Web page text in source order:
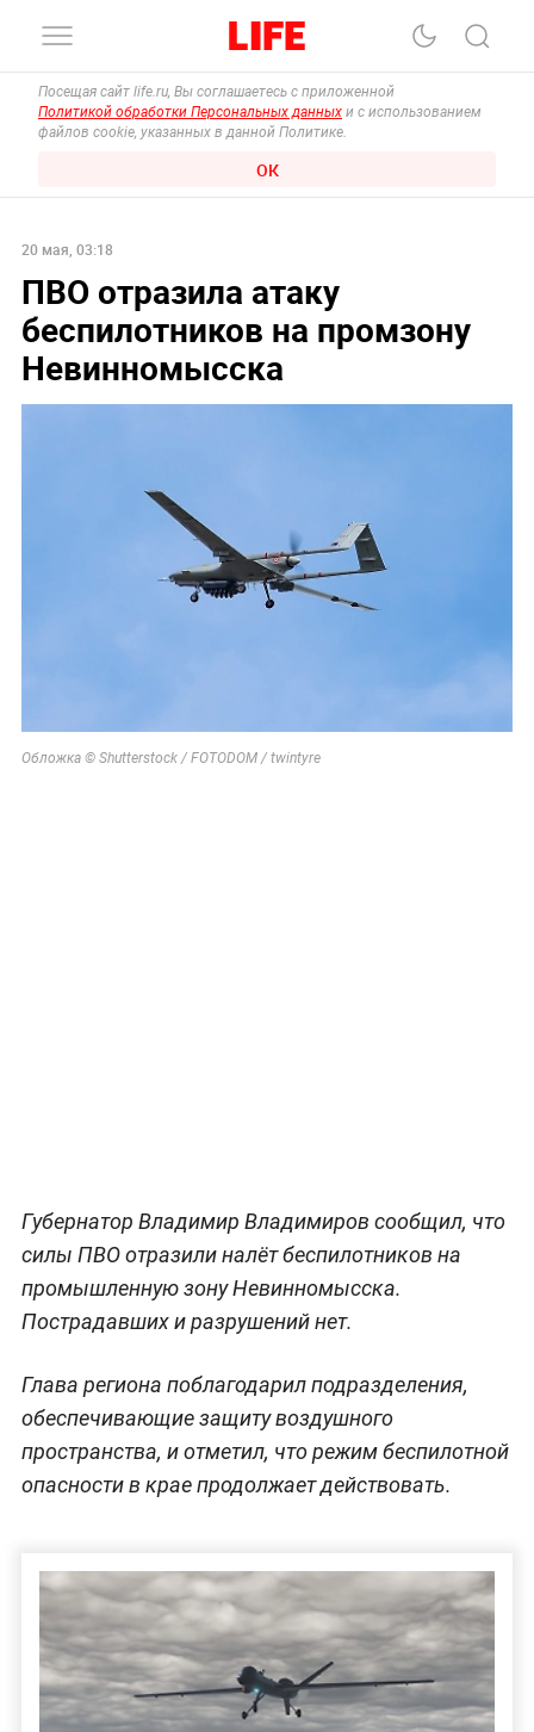
Посещая сайт life.ru, Вы соглашаетесь с приложенной
Политикой обработки Персональных данных и с использованием
файлов cookie, указанных в данной Политике.
ОК
20 мая, 03:18
ПВО отразила атаку
беспилотников на промзону
Невинномысска
Обложка © Shutterstock / FOTODOM / twintyre
Губернатор Владимир Владимиров сообщил, что
силы ПВО отразили налёт беспилотников на
промышленную зону Невинномысска.
Пострадавших и разрушений нет.
Глава региона поблагодарил подразделения,
обеспечивающие защиту воздушного
пространства, и отметил, что режим беспилотной
опасности в крае продолжает действовать.